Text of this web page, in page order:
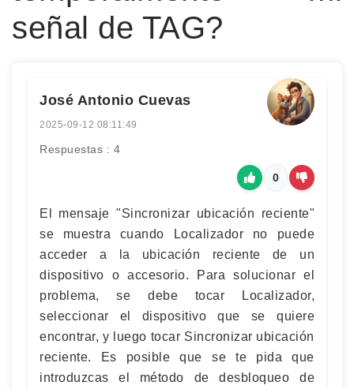
señal de TAG?
José Antonio Cuevas
2025-09-12 08:11:49
Respuestas : 4
0
El mensaje "Sincronizar ubicación reciente"
se muestra cuando Localizador no puede
acceder a la ubicación reciente de un
dispositivo o accesorio. Para solucionar el
problema, se debe tocar Localizador,
seleccionar el dispositivo que se quiere
encontrar, y luego tocar Sincronizar ubicación
reciente. Es posible que se te pida que
introduzcas el método de desbloqueo de